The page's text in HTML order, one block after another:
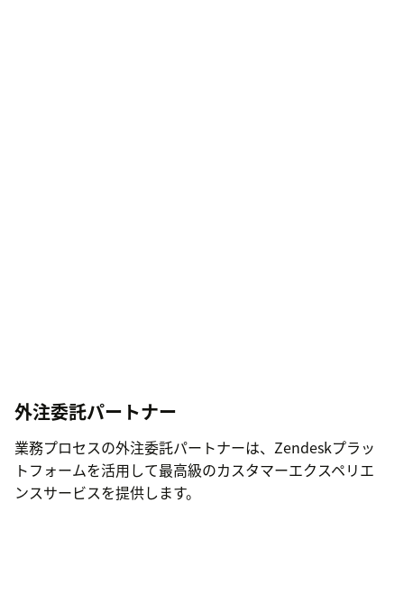
外注委託パートナー
業務プロセスの外注委託パートナーは、Zendeskプラッ
トフォームを活用して最高級のカスタマーエクスペリエ
ンスサービスを提供します。